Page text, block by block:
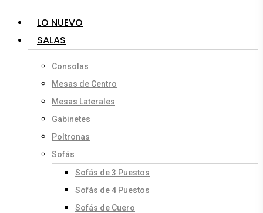
LO NUEVO
SALAS
Consolas
Mesas de Centro
Mesas Laterales
Gabinetes
Poltronas
Sofás
Sofás de 3 Puestos
Sofás de 4 Puestos
Sofás de Cuero